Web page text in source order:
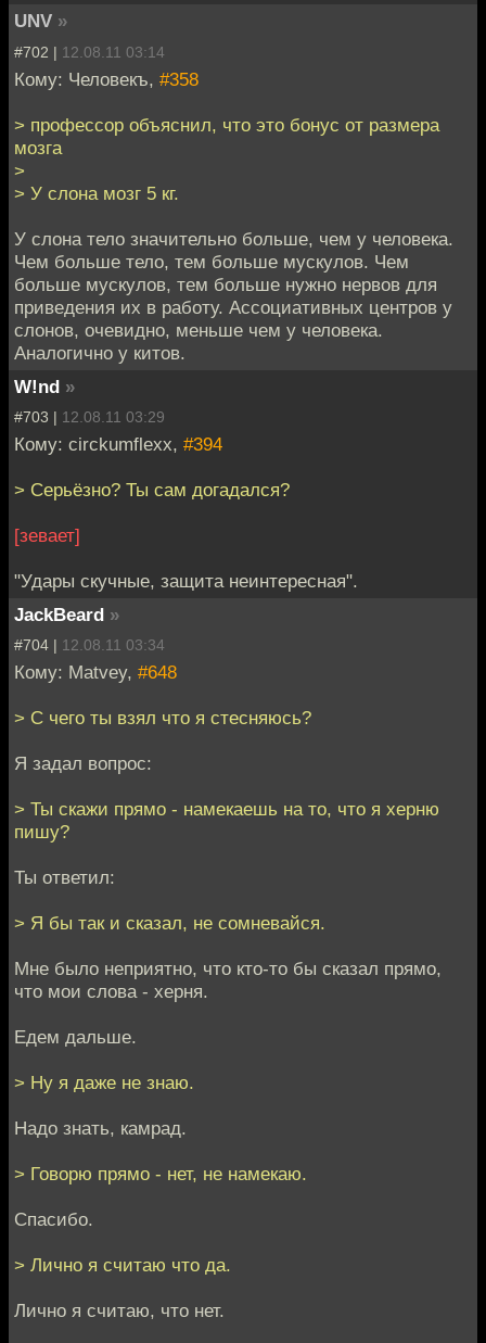
UNV »
#702 | 12.08.11 03:14
Кому: Человекъ, #358
> профессор объяснил, что это бонус от размера
мозга
>
> У слона мозг 5 кг.
У слона тело значительно больше, чем у человека.
Чем больше тело, тем больше мускулов. Чем
больше мускулов, тем больше нужно нервов для
приведения их в работу. Ассоциативных центров у
слонов, очевидно, меньше чем у человека.
Аналогично у китов.
W!nd »
#703 | 12.08.11 03:29
Кому: circkumflexx, #394
> Серьёзно? Ты сам догадался?
[зевает]
"Удары скучные, защита неинтересная".
JackBeard »
#704 | 12.08.11 03:34
Кому: Matvey, #648
> С чего ты взял что я стесняюсь?
Я задал вопрос:
> Ты скажи прямо - намекаешь на то, что я херню
пишу?
Ты ответил:
> Я бы так и сказал, не сомневайся.
Мне было неприятно, что кто-то бы сказал прямо,
что мои слова - херня.
Едем дальше.
> Ну я даже не знаю.
Надо знать, камрад.
> Говорю прямо - нет, не намекаю.
Спасибо.
> Лично я считаю что да.
Лично я считаю, что нет.